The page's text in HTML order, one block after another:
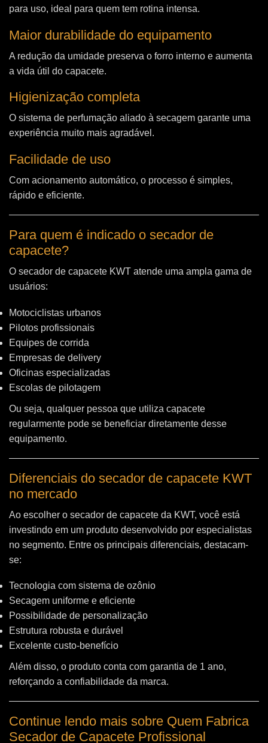
para uso, ideal para quem tem rotina intensa.
Maior durabilidade do equipamento
A redução da umidade preserva o forro interno e aumenta
a vida útil do capacete.
Higienização completa
O sistema de perfumação aliado à secagem garante uma
experiência muito mais agradável.
Facilidade de uso
Com acionamento automático, o processo é simples,
rápido e eficiente.
Para quem é indicado o secador de
capacete?
O secador de capacete KWT atende uma ampla gama de
usuários:
Motociclistas urbanos
Pilotos profissionais
Equipes de corrida
Empresas de delivery
Oficinas especializadas
Escolas de pilotagem
Ou seja, qualquer pessoa que utiliza capacete
regularmente pode se beneficiar diretamente desse
equipamento.
Diferenciais do secador de capacete KWT
no mercado
Ao escolher o secador de capacete da KWT, você está
investindo em um produto desenvolvido por especialistas
no segmento. Entre os principais diferenciais, destacam-
se:
Tecnologia com sistema de ozônio
Secagem uniforme e eficiente
Possibilidade de personalização
Estrutura robusta e durável
Excelente custo-benefício
Além disso, o produto conta com garantia de 1 ano,
reforçando a confiabilidade da marca.
Continue lendo mais sobre Quem Fabrica
Secador de Capacete Profissional